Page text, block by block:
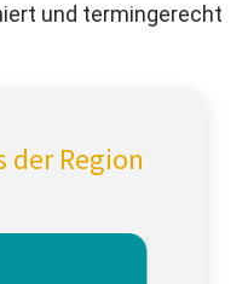
und termingerecht
der Region